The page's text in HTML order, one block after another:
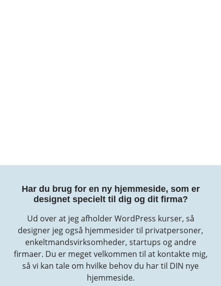
Har du brug for en ny hjemmeside, som er
designet specielt til dig og dit firma?
Ud over at jeg afholder WordPress kurser, så
designer jeg også hjemmesider til privatpersoner,
enkeltmandsvirksomheder, startups og andre
firmaer. Du er meget velkommen til at kontakte mig,
så vi kan tale om hvilke behov du har til DIN nye
hjemmeside.